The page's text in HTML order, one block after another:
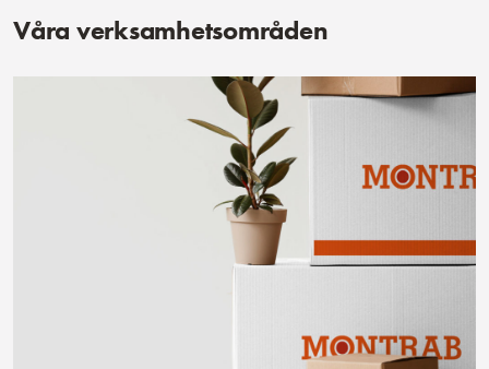
Våra verksamhetsområden